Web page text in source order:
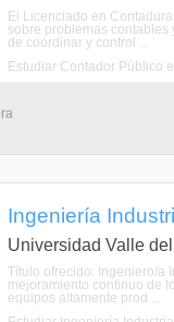
El Licenciado en
sobre problemas
de coordinar y control ...
Estudiar Contador Público
Ingeniería
Universidad Valle
Título ofrecido: Ingeniero/a
mejoramiento continuo de
equipos altamente prod ...